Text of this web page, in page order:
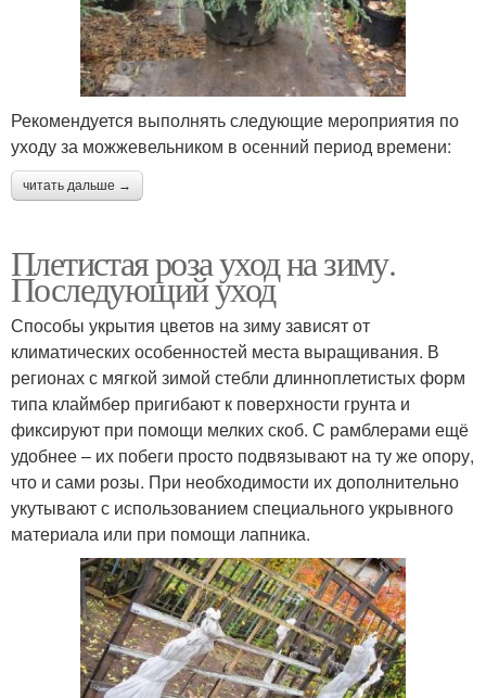
Рекомендуется выполнять следующие мероприятия по
уходу за можжевельником в осенний период времени:
читать дальше →
Плетистая роза уход на зиму.
Последующий уход
Способы укрытия цветов на зиму зависят от
климатических особенностей места выращивания. В
регионах с мягкой зимой стебли длинноплетистых форм
типа клаймбер пригибают к поверхности грунта и
фиксируют при помощи мелких скоб. С рамблерами ещё
удобнее – их побеги просто подвязывают на ту же опору,
что и сами розы. При необходимости их дополнительно
укутывают с использованием специального укрывного
материала или при помощи лапника.